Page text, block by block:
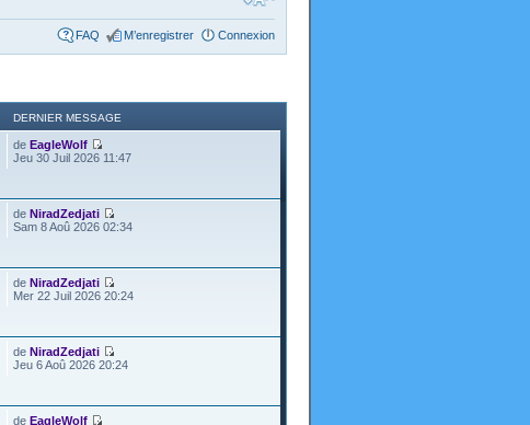
FAQ M’enregistrer Connexion
DERNIER MESSAGE
deEagleWolf
Jeu 30 Juil 2026 11:47
deNiradZedjati
Sam 8 Aoû 2026 02:34
deNiradZedjati
Mer 22 Juil 2026 20:24
deNiradZedjati
Jeu 6 Aoû 2026 20:24
deEagleWolf